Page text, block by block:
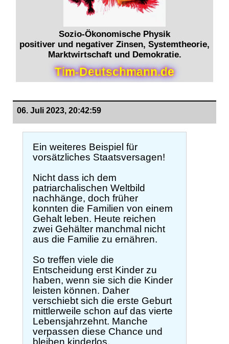
Sozio-Ökonomische Physik
positiver und negativer Zinsen, Systemtheorie,
Marktwirtschaft und Demokratie.
Tim-Deutschmann.de
06. Juli 2023, 20:42:59
Ein weiteres Beispiel für
vorsätzliches Staatsversagen!
Nicht dass ich dem
patriarchalischen Weltbild
nachhänge, doch früher
konnten die Familien von einem
Gehalt leben. Heute reichen
zwei Gehälter manchmal nicht
aus die Familie zu ernähren.
So treffen viele die
Entscheidung erst Kinder zu
haben, wenn sie sich die Kinder
leisten können. Daher
verschiebt sich die erste Geburt
mittlerweile schon auf das vierte
Lebensjahrzehnt. Manche
verpassen diese Chance und
bleiben kinderlos.